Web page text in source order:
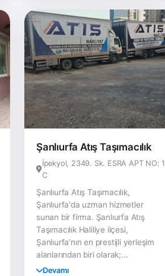
Şanlıurfa Atış Taşımacılık
İpekyol, 2349. Sk. ESRA APT NO: 1
C
Şanlıurfa Atış Taşımacılık,
Şanlıurfa'da uzman hizmetler
sunan bir firma. Şanlıurfa Atış
Taşımacılık Haliliye ilçesi,
Şanlıurfa’nın en prestijli yerleşim
alanlarından biri olarak;...
Devamı